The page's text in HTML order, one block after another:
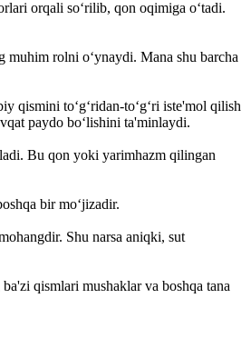
orqali so‘rilib, qon oqimiga o‘tadi.
muhim rolni o‘ynaydi. Mana shu barcha
qismini to‘g‘ridan-to‘g‘ri iste'mol qilish
paydo bo‘lishini ta'minlaydi.
Bu qon yoki yarimhazm qilingan
bir mo‘jizadir.
Shu narsa aniqki, sut
qismlari mushaklar va boshqa tana